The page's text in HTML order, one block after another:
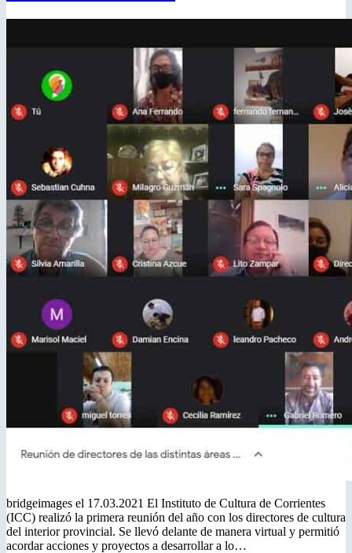
bridgeimages el 17.03.2021 El Instituto de Cultura de Corrientes
(ICC) realizó la primera reunión del año con los directores de cultura
del interior provincial. Se llevó delante de manera virtual y permitió
acordar acciones y proyectos a desarrollar a lo…